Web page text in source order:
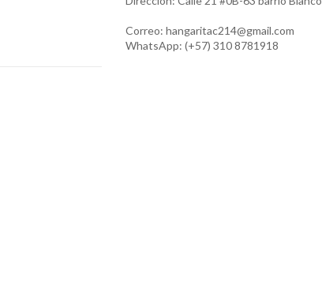
Correo: hangaritac214@gmail.com
WhatsApp: (+57) 310 8781918